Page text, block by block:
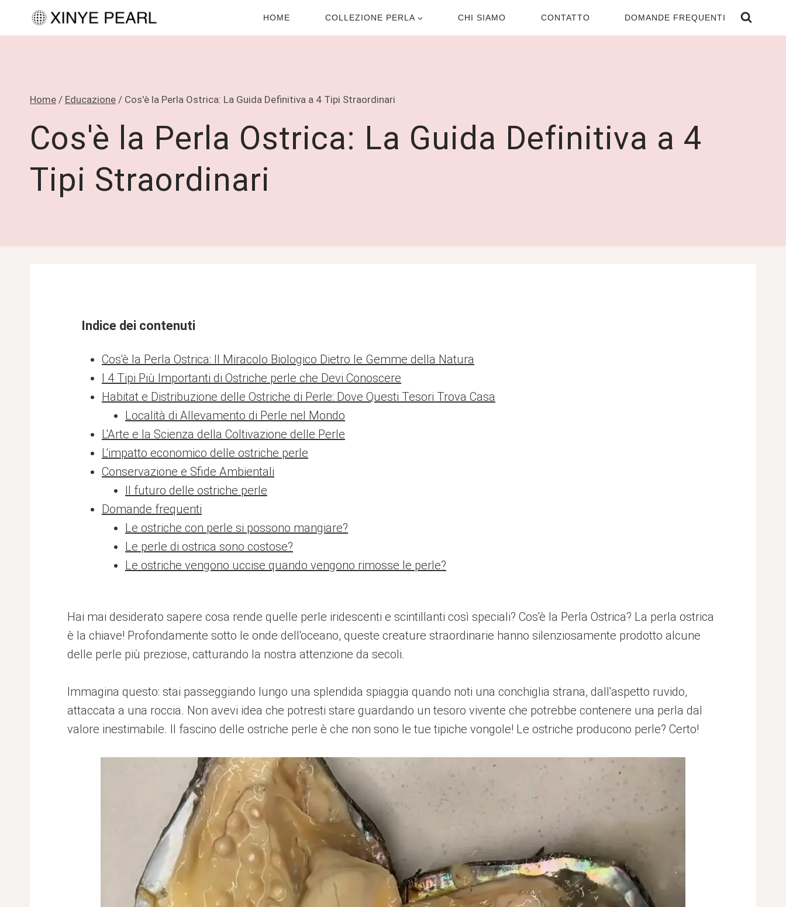
HOME COLLEZIONE PERLA CHI SIAMO CONTATTO DOMANDE FREQUENTI
Home / Educazione / Cos'è la Perla Ostrica: La Guida Definitiva a 4 Tipi Straordinari
Cos'è la Perla Ostrica: La Guida Definitiva a 4
Tipi Straordinari
Indice dei contenuti
Cos'è la Perla Ostrica: Il Miracolo Biologico Dietro le Gemme della Natura
I 4 Tipi Più Importanti di Ostriche perle che Devi Conoscere
Habitat e Distribuzione delle Ostriche di Perle: Dove Questi Tesori Trova Casa
Località di Allevamento di Perle nel Mondo
L'Arte e la Scienza della Coltivazione delle Perle
L'impatto economico delle ostriche perle
Conservazione e Sfide Ambientali
Il futuro delle ostriche perle
Domande frequenti
Le ostriche con perle si possono mangiare?
Le perle di ostrica sono costose?
Le ostriche vengono uccise quando vengono rimosse le perle?
Hai mai desiderato sapere cosa rende quelle perle iridescenti e scintillanti così speciali? Cos'è la Perla Ostrica? La perla ostrica
è la chiave! Profondamente sotto le onde dell'oceano, queste creature straordinarie hanno silenziosamente prodotto alcune
delle perle più preziose, catturando la nostra attenzione da secoli.
Immagina questo: stai passeggiando lungo una splendida spiaggia quando noti una conchiglia strana, dall'aspetto ruvido,
attaccata a una roccia. Non avevi idea che potresti stare guardando un tesoro vivente che potrebbe contenere una perla dal
valore inestimabile. Il fascino delle ostriche perle è che non sono le tue tipiche vongole! Le ostriche producono perle? Certo!